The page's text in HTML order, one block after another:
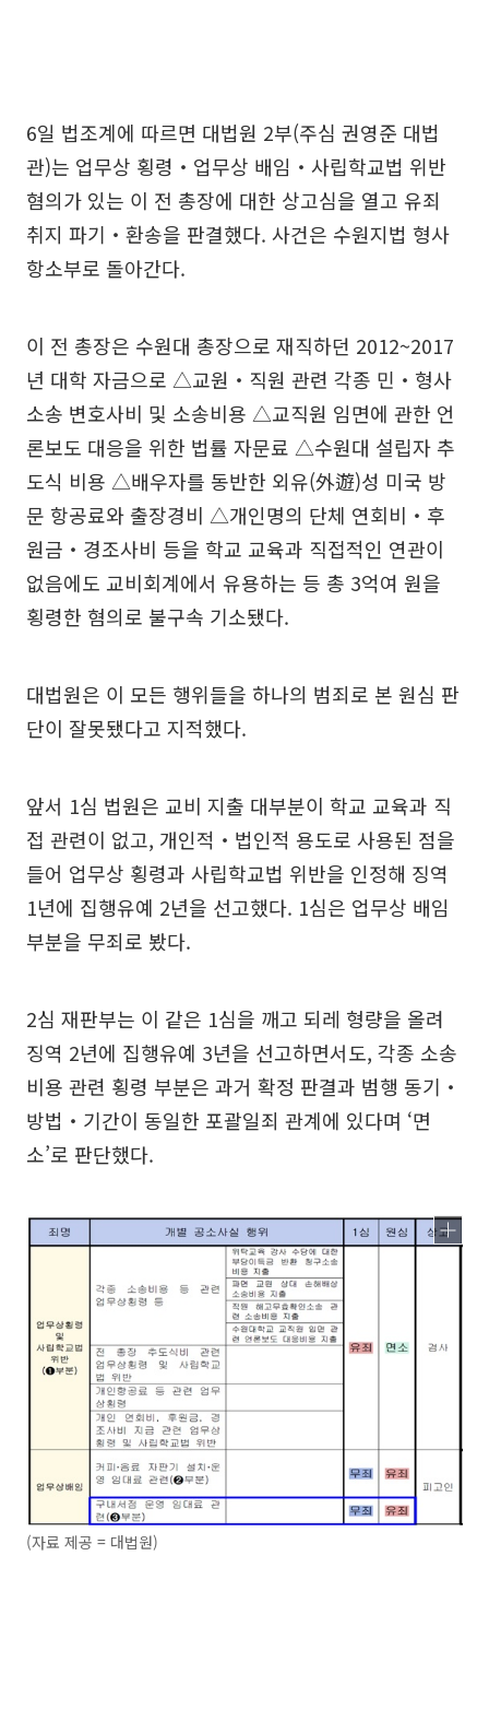
6일 법조계에 따르면 대법원 2부(주심 권영준 대법
관)는 업무상 횡령‧업무상 배임‧사립학교법 위반
혐의가 있는 이 전 총장에 대한 상고심을 열고 유죄
취지 파기‧환송을 판결했다. 사건은 수원지법 형사
항소부로 돌아간다.
이 전 총장은 수원대 총장으로 재직하던 2012~2017
년 대학 자금으로 △교원‧직원 관련 각종 민‧형사
소송 변호사비 및 소송비용 △교직원 임면에 관한 언
론보도 대응을 위한 법률 자문료 △수원대 설립자 추
도식 비용 △배우자를 동반한 외유(外遊)성 미국 방
문 항공료와 출장경비 △개인명의 단체 연회비‧후
원금‧경조사비 등을 학교 교육과 직접적인 연관이
없음에도 교비회계에서 유용하는 등 총 3억여 원을
횡령한 혐의로 불구속 기소됐다.
대법원은 이 모든 행위들을 하나의 범죄로 본 원심 판
단이 잘못됐다고 지적했다.
앞서 1심 법원은 교비 지출 대부분이 학교 교육과 직
접 관련이 없고, 개인적‧법인적 용도로 사용된 점을
들어 업무상 횡령과 사립학교법 위반을 인정해 징역
1년에 집행유예 2년을 선고했다. 1심은 업무상 배임
부분을 무죄로 봤다.
2심 재판부는 이 같은 1심을 깨고 되레 형량을 올려
징역 2년에 집행유예 3년을 선고하면서도, 각종 소송
비용 관련 횡령 부분은 과거 확정 판결과 범행 동기‧
방법‧기간이 동일한 포괄일죄 관계에 있다며 ‘면
소’로 판단했다.
(자료 제공 = 대법원)